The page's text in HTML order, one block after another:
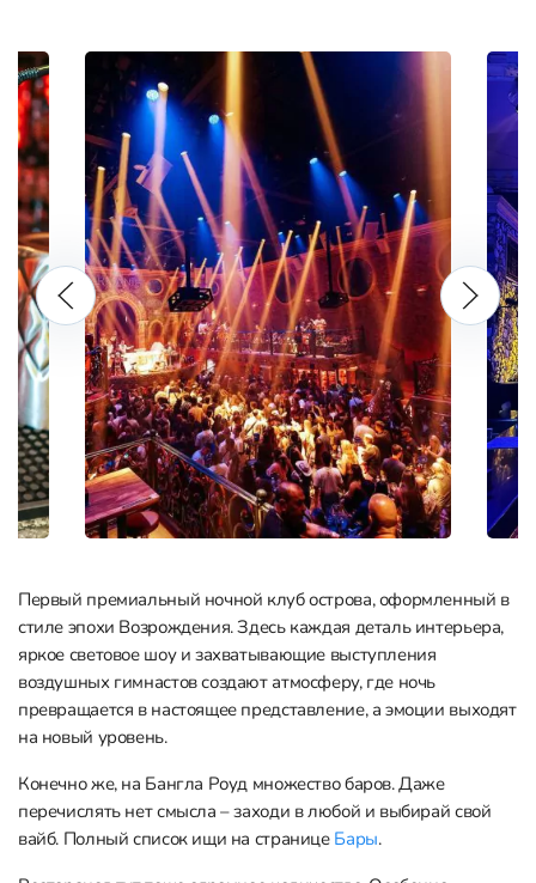
Первый премиальный ночной клуб острова, оформленный в
стиле эпохи Возрождения. Здесь каждая деталь интерьера,
яркое световое шоу и захватывающие выступления
воздушных гимнастов создают атмосферу, где ночь
превращается в настоящее представление, а эмоции выходят
на новый уровень.
Конечно же, на Бангла Роуд множество баров. Даже
перечислять нет смысла – заходи в любой и выбирай свой
вайб. Полный список ищи на странице Бары.